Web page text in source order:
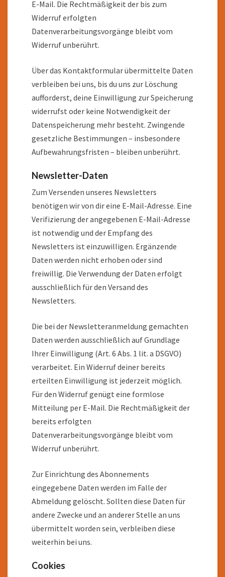
E-Mail. Die Rechtmäßigkeit der bis zum
Widerruf erfolgten
Datenverarbeitungsvorgänge bleibt vom
Widerruf unberührt.
Über das Kontaktformular übermittelte Daten
verbleiben bei uns, bis du uns zur Löschung
aufforderst, deine Einwilligung zur Speicherung
widerrufst oder keine Notwendigkeit der
Datenspeicherung mehr besteht. Zwingende
gesetzliche Bestimmungen – insbesondere
Aufbewahrungsfristen – bleiben unberührt.
Newsletter-Daten
Zum Versenden unseres Newsletters
benötigen wir von dir eine E-Mail-Adresse. Eine
Verifizierung der angegebenen E-Mail-Adresse
ist notwendig und der Empfang des
Newsletters ist einzuwilligen. Ergänzende
Daten werden nicht erhoben oder sind
freiwillig. Die Verwendung der Daten erfolgt
ausschließlich für den Versand des
Newsletters.
Die bei der Newsletteranmeldung gemachten
Daten werden ausschließlich auf Grundlage
Ihrer Einwilligung (Art. 6 Abs. 1 lit. a DSGVO)
verarbeitet. Ein Widerruf deiner bereits
erteilten Einwilligung ist jederzeit möglich.
Für den Widerruf genügt eine formlose
Mitteilung per E-Mail. Die Rechtmäßigkeit der
bereits erfolgten
Datenverarbeitungsvorgänge bleibt vom
Widerruf unberührt.
Zur Einrichtung des Abonnements
eingegebene Daten werden im Falle der
Abmeldung gelöscht. Sollten diese Daten für
andere Zwecke und an anderer Stelle an uns
übermittelt worden sein, verbleiben diese
weiterhin bei uns.
Cookies